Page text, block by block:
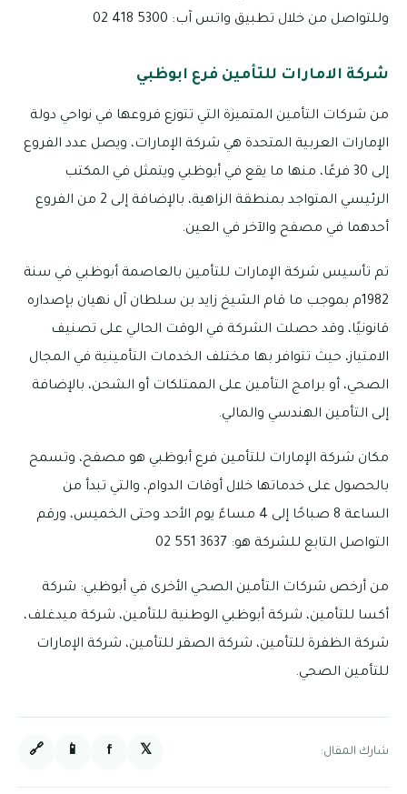
وللتواصل من خلال تطبيق واتس آب: 5300 418 02
شركة الامارات للتأمين فرع ابوظبي
من شركات التأمين المتميزة التي تتوزع فروعها في نواحي دولة
الإمارات العربية المتحدة هي شركة الإمارات، ويصل عدد الفروع
إلى 30 فرعًا، منها ما يقع في أبوظبي ويتمثل في المكتب
الرئيسي المتواجد بمنطقة الزاهية، بالإضافة إلى 2 من الفروع
أحدهما في مصفح والآخر في العين.
تم تأسيس شركة الإمارات للتأمين بالعاصمة أبوظبي في سنة
1982م بموجب ما قام الشيخ زايد بن سلطان آل نهيان بإصداره
قانونيًا، وقد حصلت الشركة في الوقت الحالي على تصنيف
الامتياز، حيث تتوافر بها مختلف الخدمات التأمينية في المجال
الصحي، أو برامج التأمين على الممتلكات أو الشحن، بالإضافة
إلى التأمين الهندسي والمالي.
مكان شركة الإمارات للتأمين فرع أبوظبي هو مصفح، وتسمح
بالحصول على خدماتها خلال أوقات الدوام، والتي تبدأ من
الساعة 8 صباحًا إلى 4 مساءً يوم الأحد وحتى الخميس، ورقم
التواصل التابع للشركة هو: 3637 551 02
من أرخص شركات التأمين الصحي الأخرى في أبوظبي: شركة
أكسا للتأمين، شركة أبوظبي الوطنية للتأمين، شركة ميدغلف،
شركة الظفرة للتأمين، شركة الصقر للتأمين، شركة الإمارات
للتأمين الصحي.
شارك المقال: 𝕏
f
📱
🔗